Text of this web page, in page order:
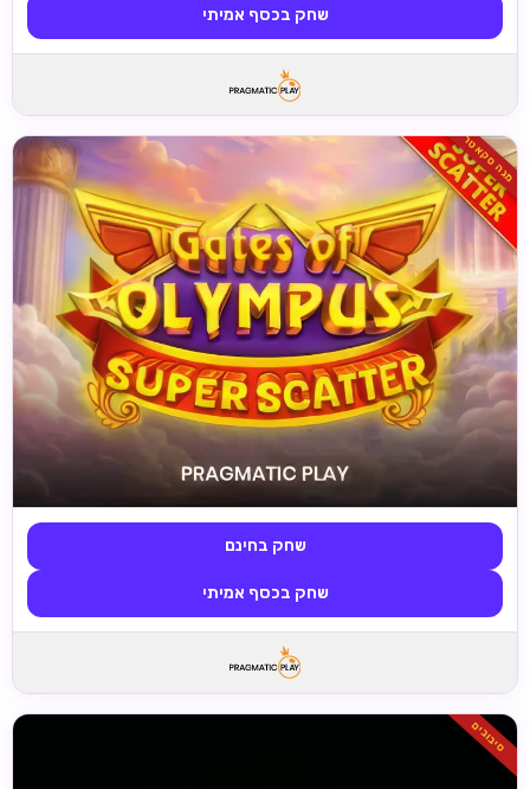
שחק בכסף אמיתי
מגה סקאטר
שחק בחינם
שחק בכסף אמיתי
סיבובים